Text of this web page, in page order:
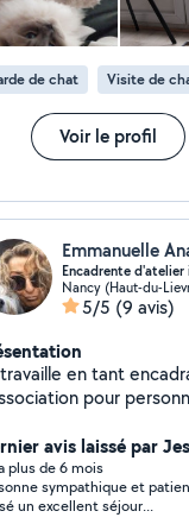
de chat Visite de
Voir le profil
Emmanuelle
Encadrente
Nancy (Haut-du-
5/5 (9 avis)
en tant
pour
chambres d'hôtes.
Petsitter J adore les animaux. .et très
à la cruauté
sur LinkedIn
avis laissé par
plus de 6 mois
sympathique et
un excellent séjour...